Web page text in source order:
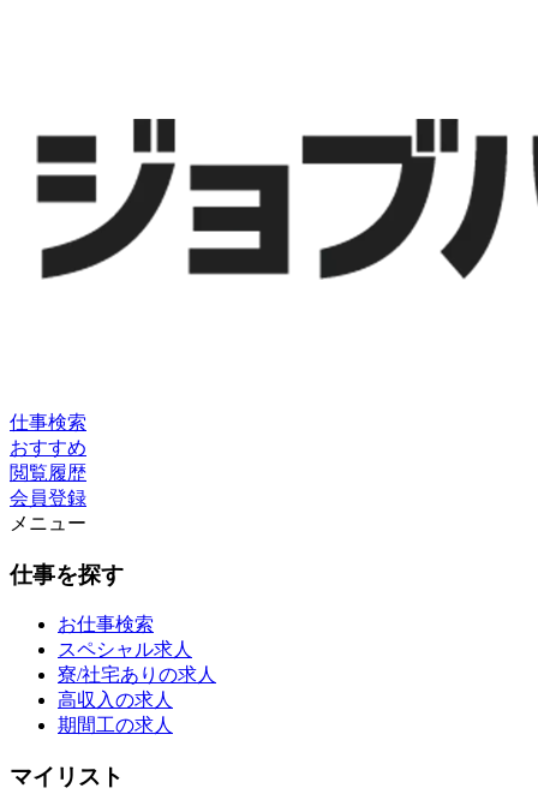
仕事検索
おすすめ
閲覧履歴
会員登録
メニュー
仕事を探す
お仕事検索
スペシャル求人
寮/社宅ありの求人
高収入の求人
期間工の求人
マイリスト